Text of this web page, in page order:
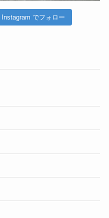
Instagram でフォロー